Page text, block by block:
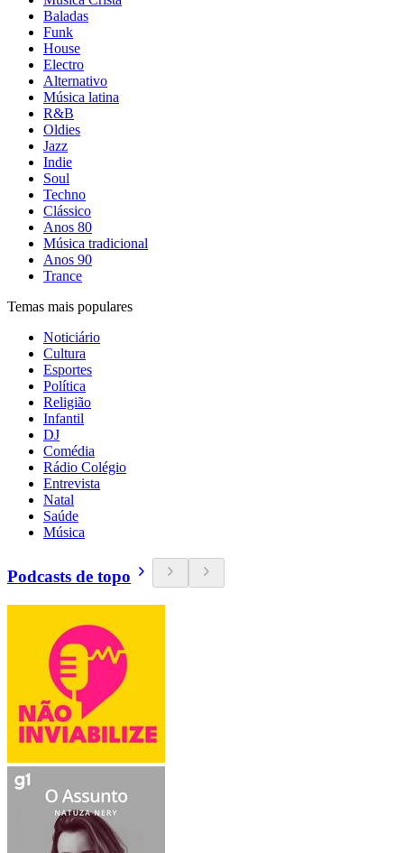
Baladas
Funk
House
Electro
Alternativo
Música latina
R&B
Oldies
Jazz
Indie
Soul
Techno
Clássico
Anos 80
Música tradicional
Anos 90
Trance
Temas mais populares
Noticiário
Cultura
Esportes
Política
Religião
Infantil
DJ
Comédia
Rádio Colégio
Entrevista
Natal
Saúde
Música
Podcasts de topo